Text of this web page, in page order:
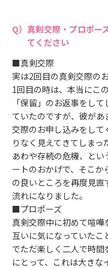
真剣交際・プロポー
てください
■真剣交際
実は2回目の真剣交際の
1回目の時は、本当にこ
「保留」のお返事をし
ていたのですが、彼が
交際のお申し込みをして
りなく見えてきてしまっ
あわや存続の危機、と
ートのおかげで、そこ
の良いところを再度見直
流れになりました。
■プロポーズ
真剣交際中に初めて喧
互いに気になっていた
でただ楽しく二人で時
にとって、これは大き